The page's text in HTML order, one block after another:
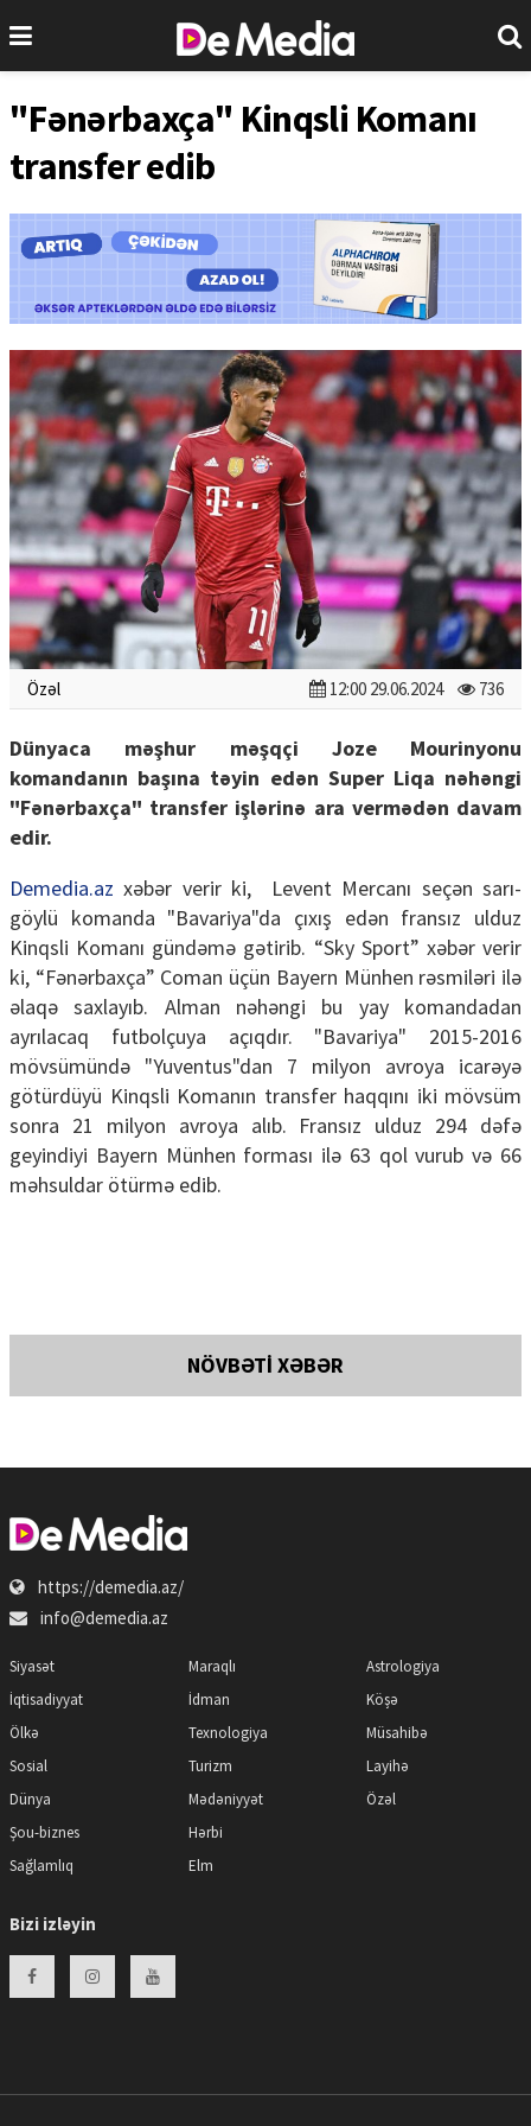
"Fənərbaxça" Kinqsli Komanı
transfer edib
Özəl 12:00 29.06.2024 736
Dünyaca məşhur məşqçi Joze Mourinyonu
komandanın başına təyin edən Super Liqa nəhəngi
"Fənərbaxça" transfer işlərinə ara vermədən davam
edir.
Demedia.az xəbər verir ki, Levent Mercanı seçən sarı-
göylü komanda "Bavariya"da çıxış edən fransız ulduz
Kinqsli Komanı gündəmə gətirib. “Sky Sport” xəbər verir
ki, “Fənərbaxça” Coman üçün Bayern Münhen rəsmiləri ilə
əlaqə saxlayıb. Alman nəhəngi bu yay komandadan
ayrılacaq futbolçuya açıqdır. "Bavariya" 2015-2016
mövsümündə "Yuventus"dan 7 milyon avroya icarəyə
götürdüyü Kinqsli Komanın transfer haqqını iki mövsüm
sonra 21 milyon avroya alıb. Fransız ulduz 294 dəfə
geyindiyi Bayern Münhen forması ilə 63 qol vurub və 66
məhsuldar ötürmə edib.
NÖVBƏTİ XƏBƏR
https://demedia.az/
info@demedia.az
Siyasət
İqtisadiyyat
Ölkə
Sosial
Dünya
Şou-biznes
Sağlamlıq
Maraqlı
İdman
Texnologiya
Turizm
Mədəniyyət
Hərbi
Elm
Astrologiya
Köşə
Müsahibə
Layihə
Özəl
Bizi izləyin